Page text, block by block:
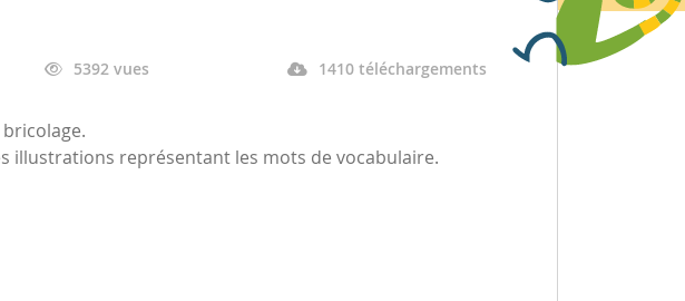
5392 vues 1410 téléchargements
illustrations représentant les mots de vocabulaire.